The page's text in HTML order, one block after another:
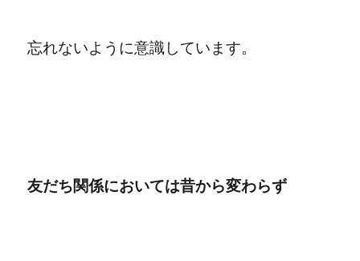
忘れないように意識しています。
友だち関係においては昔から変わらず